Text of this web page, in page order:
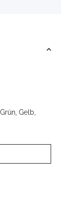
Gelb,